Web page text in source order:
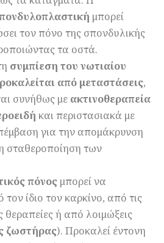
μπορεί
τον πόνο της σπονδυλικής
τα οστά.
συμπίεση του νωτιαίου
από μεταστάσεις,
συνήθως με ακτινοθεραπεία
οειδή και περιστασιακά με
για την απομάκρυνση
σταθεροποίηση των
πόνος μπορεί να
ίδιο τον καρκίνο, από τις
θεραπείες ή από λοιμώξεις
ζωστήρας). Προκαλεί έντονη